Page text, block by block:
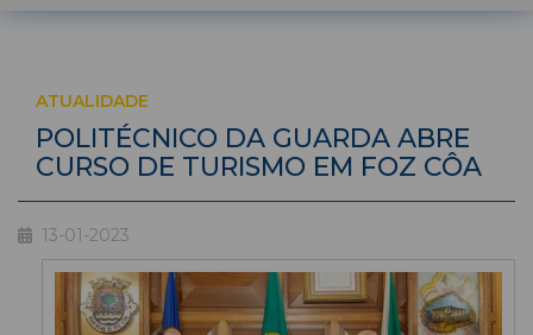
ATUALIDADE
POLITÉCNICO DA GUARDA ABRE
CURSO DE TURISMO EM FOZ CÔA
13-01-2023